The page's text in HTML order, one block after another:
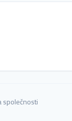
společnosti